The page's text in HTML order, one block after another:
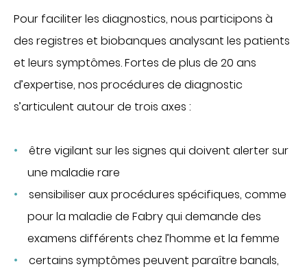
Pour faciliter les diagnostics, nous participons à
des registres et biobanques analysant les patients
et leurs symptômes. Fortes de plus de 20 ans
d’expertise, nos procédures de diagnostic
s’articulent autour de trois axes :
être vigilant sur les signes qui doivent alerter sur
une maladie rare
sensibiliser aux procédures spécifiques, comme
pour la maladie de Fabry qui demande des
examens différents chez l’homme et la femme
certains symptômes peuvent paraître banals,